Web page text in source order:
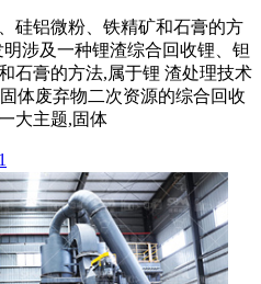
硅铝微粉、铁精矿和石膏的方
涉及一种锂渣综合回收锂、钽
石膏的方法,属于锂 渣处理技术
体废弃物二次资源的综合回收
大主题,固体